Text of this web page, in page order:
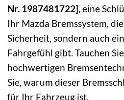
Nr. 1987481722] , eine
Ihr Mazda Bremssystem,
Sicherheit, sondern auch
Fahrgefühl gibt. Tauchen
hochwertigen
Sie, warum dieser
für Ihr Fahrzeug ist.